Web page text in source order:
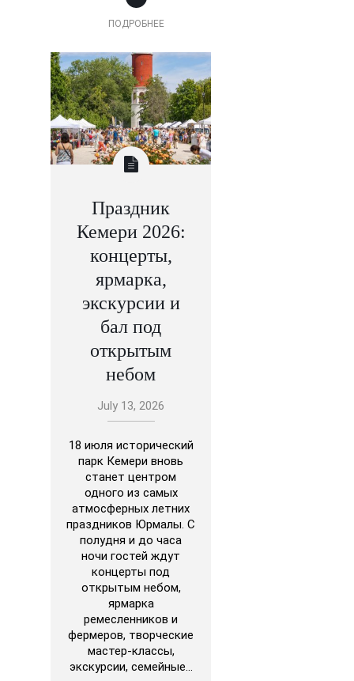
ПОДРОБНЕЕ
Праздник
Кемери 2026:
концерты,
ярмарка,
экскурсии и
бал под
открытым
небом
July 13, 2026
18 июля исторический
парк Кемери вновь
станет центром
одного из самых
атмосферных летних
праздников Юрмалы. С
полудня и до часа
ночи гостей ждут
концерты под
открытым небом,
ярмарка
ремесленников и
фермеров, творческие
мастер-классы,
экскурсии, семейные…